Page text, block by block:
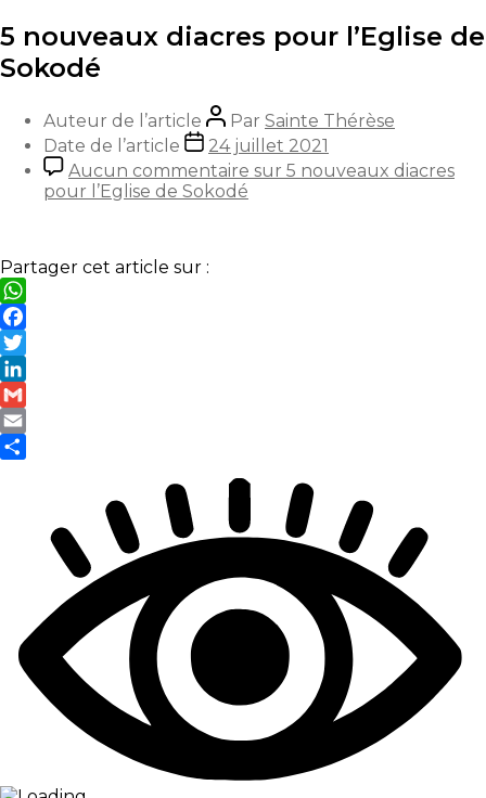
5 nouveaux diacres pour l’Eglise de
Sokodé
Auteur de l’article Par Sainte Thérèse
Date de l’article
24 juillet 2021
Aucun commentaire sur 5 nouveaux diacres
pour l’Eglise de Sokodé
Partager cet article sur :
WhatsApp
Facebook
Twitter
LinkedIn
Gmail
Email